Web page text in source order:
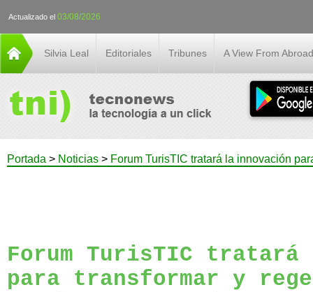
Actualizado el 03/08/2026
Silvia Leal Editoriales Tribunes A View From Abroad
Portada > Noticias > Forum TurisTIC tratará la innovación
Forum TurisTIC
para transformar y